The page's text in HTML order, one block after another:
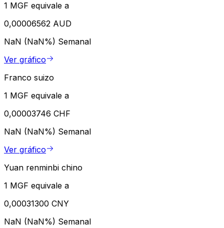
1 MGF equivale a
0,00006562 AUD
NaN (NaN%) Semanal
Ver gráfico
Franco suizo
1 MGF equivale a
0,00003746 CHF
NaN (NaN%) Semanal
Ver gráfico
Yuan renminbi chino
1 MGF equivale a
0,00031300 CNY
NaN (NaN%) Semanal